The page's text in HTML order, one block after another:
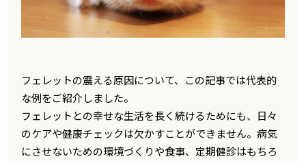
フェレットの震える原因について、この記事では代表的
な例をご紹介しました。
フェレットとの幸せな生活を長く続けるためにも、日々
のケアや健康チェックは欠かすことができません。病気
にさせないための環境づくりや食事、定期健診はもちろ